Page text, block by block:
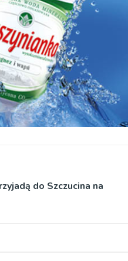
do Szczucina na